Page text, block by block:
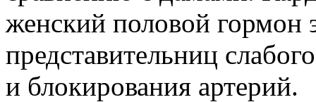
женский половой гормон
представительниц
и блокирования артерий.